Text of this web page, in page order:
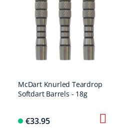
McDart Knurled Teardrop
Softdart Barrels - 18g
€33.95